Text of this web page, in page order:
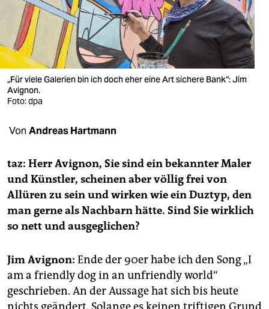
wahrheit
verlag
verlag
veranstaltungen
unterstützen
abo
genossenschaft
„Für viele Galerien bin ich doch eher eine Art sichere Bank“: Jim
Avignon.
Foto: dpa
Von Andreas Hartmann
taz: Herr Avignon, Sie sind ein bekannter Maler
und Künstler, scheinen aber völlig frei von
Allüren zu sein und wirken wie ein Duztyp, den
man gerne als Nachbarn hätte. Sind Sie wirklich
so nett und ausgeglichen?
Jim Avignon: Ende der 90er habe ich den Song „I
am a friendly dog in an unfriendly world“
geschrieben. An der Aussage hat sich bis heute